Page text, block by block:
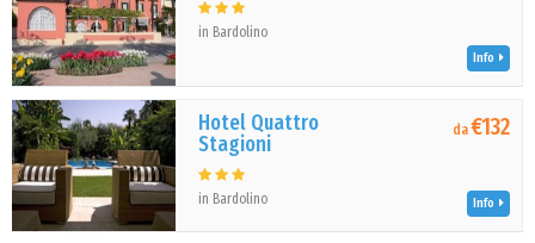
in Bardolino
Info
Hotel Quattro
Stagioni
in Bardolino
da€132
Info